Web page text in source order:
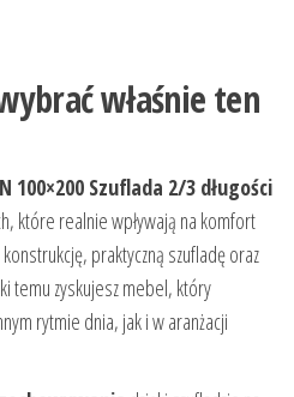
właśnie ten
100×200 Szuflada 2/3 długości
które realnie wpływają na komfort
praktyczną szufladę oraz
temu zyskujesz mebel, który
rytmie dnia, jak i w aranżacji